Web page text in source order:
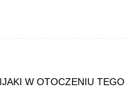
W OTOCZENIU TEGO